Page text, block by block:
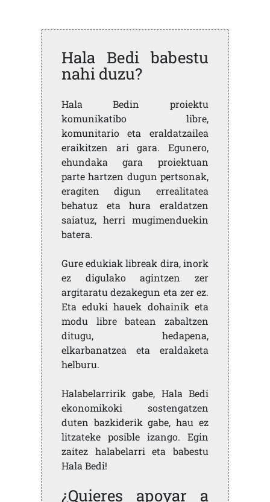
Hala Bedi babestu
nahi duzu?
Hala Bedin proiektu
komunikatibo libre,
komunitario eta eraldatzailea
eraikitzen ari gara. Egunero,
ehundaka gara proiektuan
parte hartzen dugun pertsonak,
eragiten digun errealitatea
behatuz eta hura eraldatzen
saiatuz, herri mugimenduekin
batera.
Gure edukiak libreak dira, inork
ez digulako agintzen zer
argitaratu dezakegun eta zer ez.
Eta eduki hauek dohainik eta
modu libre batean zabaltzen
ditugu, hedapena,
elkarbanatzea eta eraldaketa
helburu.
Halabelarririk gabe, Hala Bedi
ekonomikoki sostengatzen
duten bazkiderik gabe, hau ez
litzateke posible izango. Egin
zaitez halabelarri eta babestu
Hala Bedi!
¿Quieres apoyar a